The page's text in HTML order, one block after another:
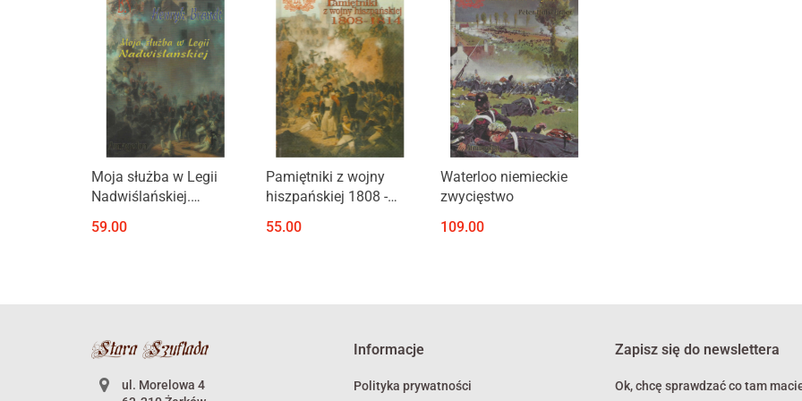
Produkt niedostępny
Moja służba w Legii
Nadwiślańskiej.
Hiszpanii oraz Rosji
59.00
Produkt niedostępny
Pamiętniki z wojny
hiszpańskiej 1808 -
55.00
Produkt niedostępny
Waterloo niemieckie
zwycięstwo
109.00
ul. Morelowa 4
Informacje
Polityka prywatności
Zapisz się do newslettera
Ok, chcę sprawdzać co tam